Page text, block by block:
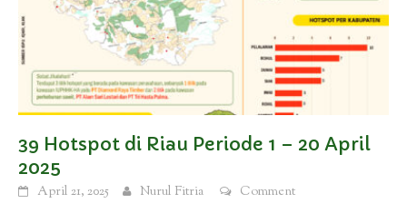
39 Hotspot di Riau Periode 1 – 20 April
2025
April 21, 2025 Nurul Fitria
Comment